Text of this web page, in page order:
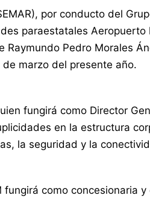
por conducto del
paraestatales
Raymundo Pedro Morales
marzo del presente año.
fungirá como Director
en la estructura
la seguridad y la
como concesionaria